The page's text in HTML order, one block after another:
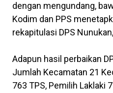
dengan mengundang,
Kodim dan PPS
rekapitulasi DPS
Adapun hasil perbaikan
Jumlah Kecamatan 21
763 TPS, Pemilih Laklaki